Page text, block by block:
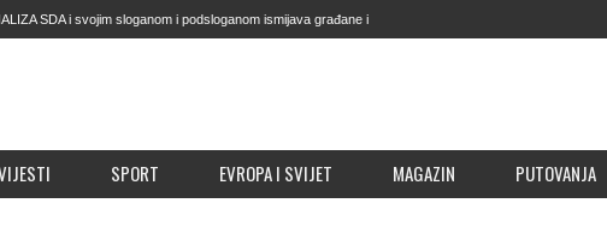
SDA i svojim sloganom i podsloganom ismijava građane i
SPORT EVROPA I SVIJET MAGAZIN PUTOVANJA